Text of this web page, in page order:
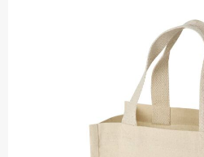
Persoonlijke verzorging